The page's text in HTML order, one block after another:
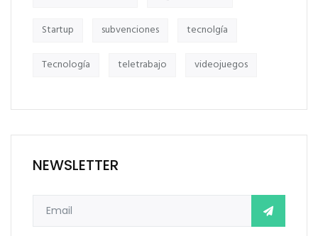
Startup subvenciones tecnolgía
Tecnología teletrabajo videojuegos
NEWSLETTER